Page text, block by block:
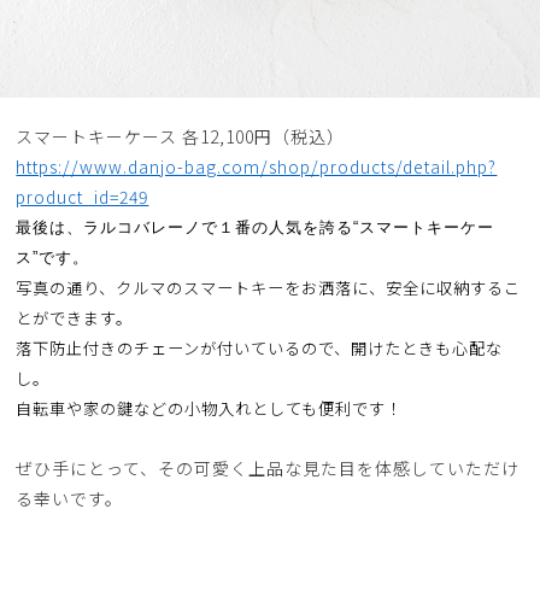
スマートキーケース 各12,100円（税込）
https://www.danjo-bag.com/shop/products/detail.php?
product_id=249
最後は、ラルコバレーノで１番の人気を誇る“スマートキーケー
ス”です。
写真の通り、クルマのスマートキーをお洒落に、安全に収納するこ
とができます。
落下防止付きのチェーンが付いているので、開けたときも心配な
し。
自転車や家の鍵などの小物入れとしても便利です！
ぜひ手にとって、その可愛く上品な見た目を体感していただけ
る幸いです。